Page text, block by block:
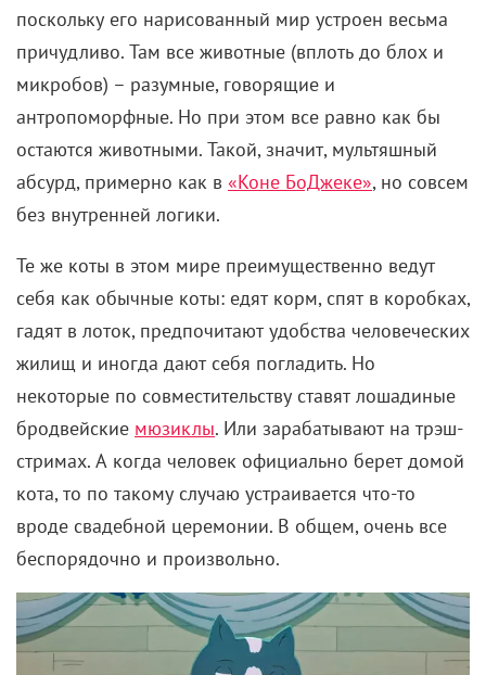
поскольку его нарисованный мир устроен весьма
причудливо. Там все животные (вплоть до блох и
микробов) – разумные, говорящие и
антропоморфные. Но при этом все равно как бы
остаются животными. Такой, значит, мультяшный
абсурд, примерно как в «Коне БоДжеке», но совсем
без внутренней логики.
Те же коты в этом мире преимущественно ведут
себя как обычные коты: едят корм, спят в коробках,
гадят в лоток, предпочитают удобства человеческих
жилищ и иногда дают себя погладить. Но
некоторые по совместительству ставят лошадиные
бродвейские мюзиклы. Или зарабатывают на трэш-
стримах. А когда человек официально берет домой
кота, то по такому случаю устраивается что-то
вроде свадебной церемонии. В общем, очень все
беспорядочно и произвольно.